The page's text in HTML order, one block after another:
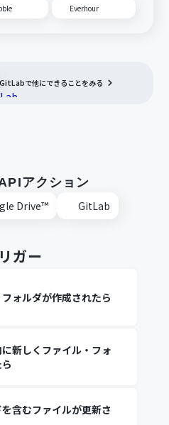
Everhour
GitLabで他にできることをみる
アクション
Drive™ GitLab
ガー
ォルダが作成されたら
新しくファイル・フォ
含むファイルが更新さ